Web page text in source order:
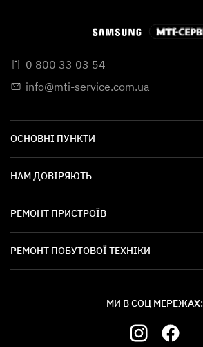
0 800 33 03 54
info@mti-service.com.ua
ОСНОВНІ ПУНКТИ
НАМ ДОВІРЯЮТЬ
РЕМОНТ ПРИСТРОЇВ
РЕМОНТ ПОБУТОВОЇ ТЕХНІКИ
МИ В СОЦ МЕРЕЖАХ: